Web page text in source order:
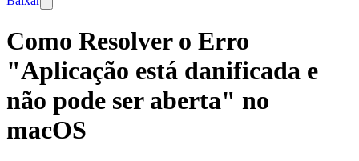
Como Resolver o Erro
"Aplicação está danificada e
não pode ser aberta" no
macOS